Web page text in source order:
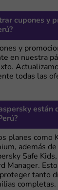
cupones y
y
en nuestra
todas las
están
planes como
además
Safe
Manager.
tanto
completas.